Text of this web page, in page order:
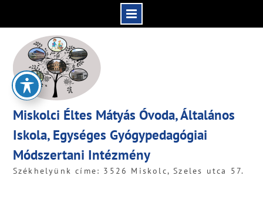
content
Miskolci Éltes Mátyás Óvoda, Általános
Iskola, Egységes Gyógypedagógiai
Módszertani Intézmény
Székhelyünk címe: 3526 Miskolc, Szeles utca 57.